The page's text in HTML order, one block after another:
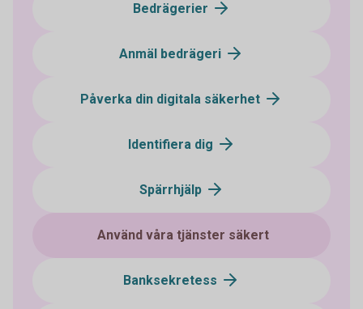
Bedrägerier
Anmäl bedrägeri
Påverka din digitala säkerhet
Identifiera dig
Spärrhjälp
Använd våra tjänster säkert
Banksekretess